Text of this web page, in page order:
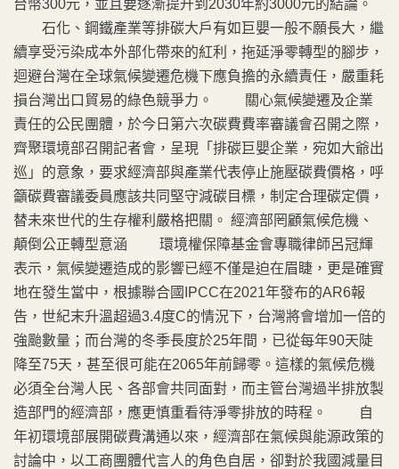
台幣300元，並且要逐漸提升到2030年約3000元的結論。
石化、鋼鐵產業等排碳大戶有如巨嬰一般不願長大，繼
續享受污染成本外部化帶來的紅利，拖延淨零轉型的腳步，
迴避台灣在全球氣候變遷危機下應負擔的永續責任，嚴重耗
損台灣出口貿易的綠色競爭力。 關心氣候變遷及企業
責任的公民團體，於今日第六次碳費費率審議會召開之際，
齊聚環境部召開記者會，呈現「排碳巨嬰企業，宛如大爺出
巡」的意象，要求經濟部與產業代表停止施壓碳費價格，呼
籲碳費審議委員應該共同堅守減碳目標，制定合理碳定價，
替未來世代的生存權利嚴格把關。 經濟部罔顧氣候危機、
顛倒公正轉型意涵 環境權保障基金會專職律師呂冠輝
表示，氣候變遷造成的影響已經不僅是迫在眉睫，更是確實
地在發生當中，根據聯合國IPCC在2021年發布的AR6報
告，世紀末升溫超過3.4度C的情況下，台灣將會增加一倍的
強颱數量；而台灣的冬季長度於25年間，已從每年90天陡
降至75天，甚至很可能在2065年前歸零。這樣的氣候危機
必須全台灣人民、各部會共同面對，而主管台灣過半排放製
造部門的經濟部，應更慎重看待淨零排放的時程。 自
年初環境部展開碳費溝通以來，經濟部在氣候與能源政策的
討論中，以工商團體代言人的角色自居，卻對於我國減量目